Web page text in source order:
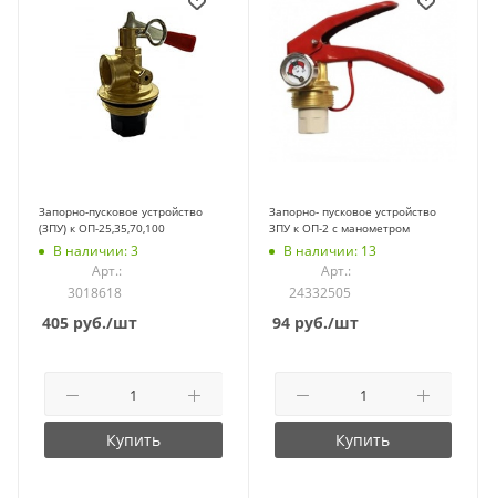
Запорно-пусковое устройство
(ЗПУ) к ОП-25,35,70,100
В наличии: 3
Арт.:
3018618
405 руб./шт
Купить
Запорно- пусковое устройство
ЗПУ к ОП-2 с манометром
В наличии: 13
Арт.:
24332505
94руб./шт
Купить